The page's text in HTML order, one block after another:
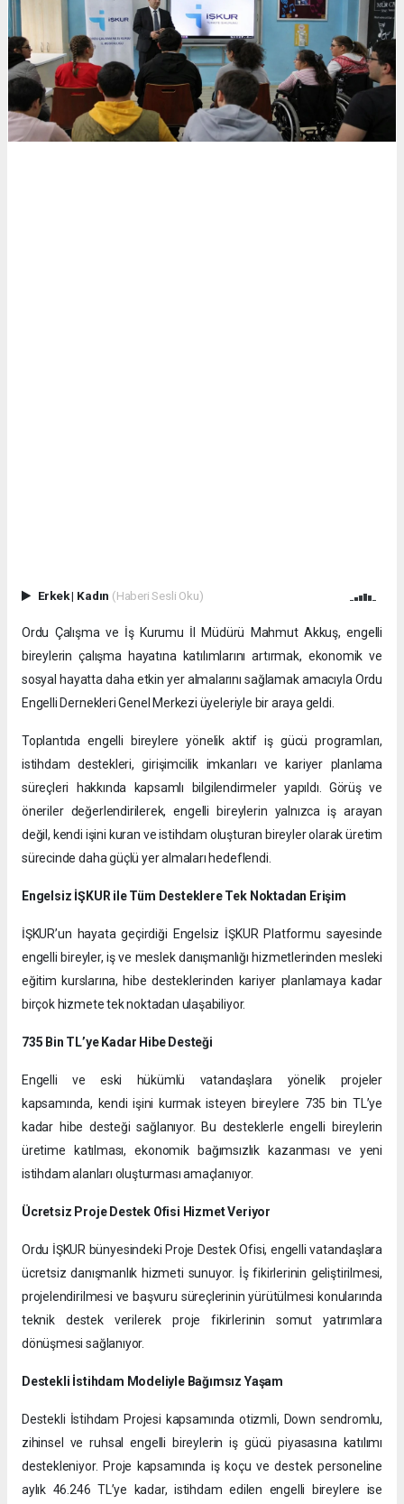
Erkek| Kadın (Haberi Sesli Oku)
Ordu Çalışma ve İş Kurumu İl Müdürü Mahmut Akkuş, engelli
bireylerin çalışma hayatına katılımlarını artırmak, ekonomik ve
sosyal hayatta daha etkin yer almalarını sağlamak amacıyla Ordu
Engelli Dernekleri Genel Merkezi üyeleriyle bir araya geldi.
Toplantıda engelli bireylere yönelik aktif iş gücü programları,
istihdam destekleri, girişimcilik imkanları ve kariyer planlama
süreçleri hakkında kapsamlı bilgilendirmeler yapıldı. Görüş ve
öneriler değerlendirilerek, engelli bireylerin yalnızca iş arayan
değil, kendi işini kuran ve istihdam oluşturan bireyler olarak üretim
sürecinde daha güçlü yer almaları hedeflendi.
Engelsiz İŞKUR ile Tüm Desteklere Tek Noktadan Erişim
İŞKUR’un hayata geçirdiği Engelsiz İŞKUR Platformu sayesinde
engelli bireyler, iş ve meslek danışmanlığı hizmetlerinden mesleki
eğitim kurslarına, hibe desteklerinden kariyer planlamaya kadar
birçok hizmete tek noktadan ulaşabiliyor.
735 Bin TL’ye Kadar Hibe Desteği
Engelli ve eski hükümlü vatandaşlara yönelik projeler
kapsamında, kendi işini kurmak isteyen bireylere 735 bin TL’ye
kadar hibe desteği sağlanıyor. Bu desteklerle engelli bireylerin
üretime katılması, ekonomik bağımsızlık kazanması ve yeni
istihdam alanları oluşturması amaçlanıyor.
Ücretsiz Proje Destek Ofisi Hizmet Veriyor
Ordu İŞKUR bünyesindeki Proje Destek Ofisi, engelli vatandaşlara
ücretsiz danışmanlık hizmeti sunuyor. İş fikirlerinin geliştirilmesi,
projelendirilmesi ve başvuru süreçlerinin yürütülmesi konularında
teknik destek verilerek proje fikirlerinin somut yatırımlara
dönüşmesi sağlanıyor.
Destekli İstihdam Modeliyle Bağımsız Yaşam
Destekli İstihdam Projesi kapsamında otizmli, Down sendromlu,
zihinsel ve ruhsal engelli bireylerin iş gücü piyasasına katılımı
destekleniyor. Proje kapsamında iş koçu ve destek personeline
aylık 46.246 TL’ye kadar, istihdam edilen engelli bireylere ise